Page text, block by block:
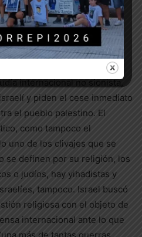
ya contabilizan 212 muertos,
al menos 61 niñxs.
se trata de una cuestión
participaron
internacional no sionista,
y piden el cese inmediato
el pueblo palestino. El
como tampoco el
uno de los clivajes que se
se definen por su religión, los
o judíos, hay yihadistas y
tampoco. Israel buscó
religiosa con el objeto de
internacional ante lo que